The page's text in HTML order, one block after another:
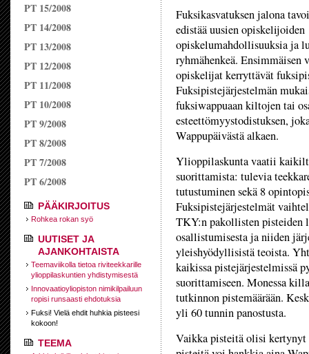
PT 15/2008
PT 14/2008
PT 13/2008
PT 12/2008
PT 11/2008
PT 10/2008
PT 9/2008
PT 8/2008
PT 7/2008
PT 6/2008
PÄÄKIRJOITUS
Rohkea rokan syö
UUTISET JA
AJANKOHTAISTA
Teemaviikolla tietoa riviteekkarille
ylioppilaskuntien yhdistymisestä
Innovaatioyliopiston nimikilpailuun
ropisi runsaasti ehdotuksia
Fuksi! Vielä ehdit huhkia pisteesi
kokoon!
TEEMA
Fuksikasvatuksen jalona
edistää uusien opiskelijoiden
opiskelumahdollisuuksia ja
ryhmähenkeä. Ensimmäisen
opiskelijat kerryttävät
Fuksipistejärjestelmän
fuksiwappuaan kiltojen tai
esteettömyystodistuksen,
Wappupäivästä alkaen.
Ylioppilaskunta vaatii
suorittamista: tulevia
tutustuminen sekä 8
Fuksipistejärjestelmät
TKY:n pakollisten pisteiden
osallistumisesta ja niiden
yleishyödyllisistä teoista.
kaikissa pistejärjestelmissä
suorittamiseen. Monessa
tutkinnon pistemäärään.
yli 60 tunnin panostusta.
Vaikka pisteitä olisi kertynyt